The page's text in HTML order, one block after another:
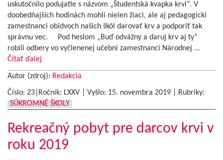
uskutočnilo podujatie s názvom „Študentská kvapka krvi“. V
doobedňajších hodinách mohli nielen žiaci, ale aj pedagogickí
zamestnanci obidvoch našich škôl darovať krv a podporiť tak
správnu vec. Pod heslom „Buď odvážny a daruj krv aj ty“
robili odbery vo vyčlenenej učebni zamestnanci Národnej …
Čítať ďalej
Autor (zdroj): Redakcia
Číslo: 23|Ročník: LXXV | Vyšlo: 15. novembra 2019
Rubriky:
SÚKROMNÉ ŠKOLY
Rekreačný pobyt pre darcov krvi v
roku 2019